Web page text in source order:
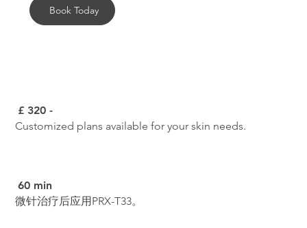
Book Today
£ 320 -
Customized plans available for your skin needs.
60 min
微针治疗后应用PRX-T33。